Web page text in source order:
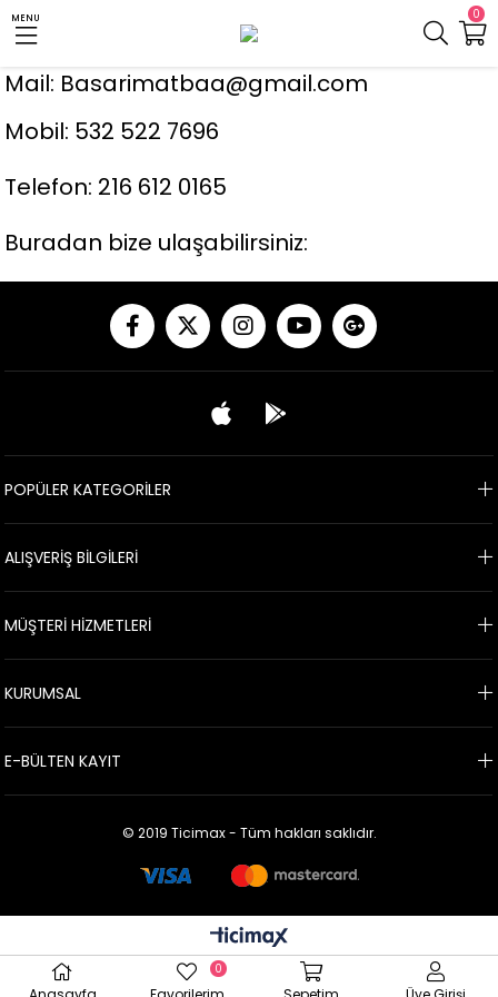
0
MENU
Mail: Basarimatbaa@gmail.com
Mobil: 532 522 7696
Telefon: 216 612 0165
Buradan bize ulaşabilirsiniz:
POPÜLER KATEGORİLER
ALIŞVERİŞ BİLGİLERİ
MÜŞTERİ HİZMETLERİ
KURUMSAL
E-BÜLTEN KAYIT
© 2019 Ticimax - Tüm hakları saklıdır.
0